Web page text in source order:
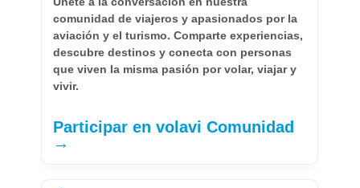
comunidad de viajeros y apasionados por la
aviación y el turismo. Comparte experiencias,
descubre destinos y conecta con personas
que viven la misma pasión por volar, viajar y
vivir.
Participar en volavi Comunidad
→